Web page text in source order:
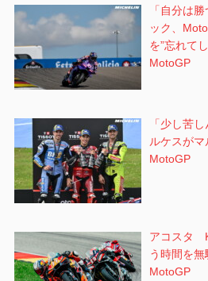
「自分は
ック、
を”忘れて
MotoGP
「少し苦
ルケスが
MotoGP
アコスタ
う時間を無
MotoGP